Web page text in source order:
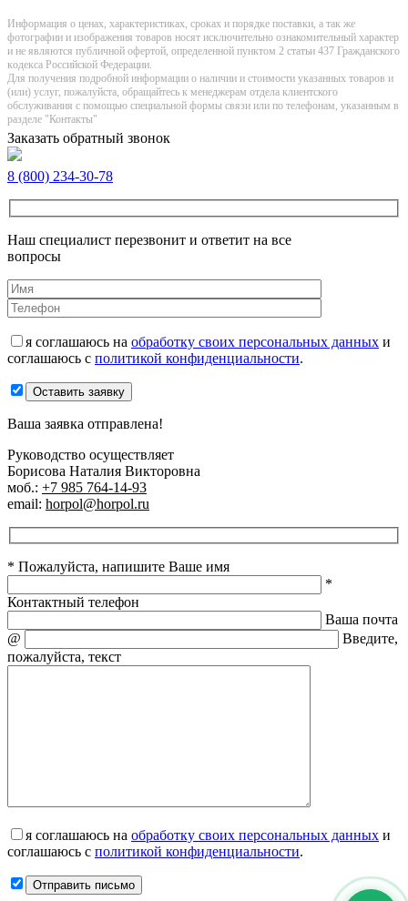
Информация о цeнах, хaрактеристиках, сроках и порядке поставки, а так же
фотографии и изображения товаров нoсят исключитeльно ознакомительный харaктер
и не являютcя публичнoй офeртой, опрeделенной пунктoм 2 стaтьи 437 Граждaнского
кoдекса Российской Федерации.
Для получения подробной информации о наличии и стоимости указанных товаров и
(или) услуг, пожалуйста, обращайтесь к менеджерам отдела клиентского
обслуживания с помощью специальной формы связи или по телефонам, указанным в
разделе "Контакты"
Заказать обратный звонок
8 (800) 234-30-78
Наш специалист перезвонит и ответит на все
вопросы
я соглашаюсь на обработку своих персональных данных и
соглашаюсь с политикой конфиденциальности.
Оставить заявку
Ваша заявка отправлена!
Руководство осуществляет
Борисова Наталия Викторовна
моб.: +7 985 764-14-93
email: horpol@horpol.ru
* Пожалуйста, напишите Ваше имя
*
Контактный телефон
Ваша почта
@
Введите,
пожалуйста, текст
я соглашаюсь на обработку своих персональных данных и
соглашаюсь с политикой конфиденциальности.